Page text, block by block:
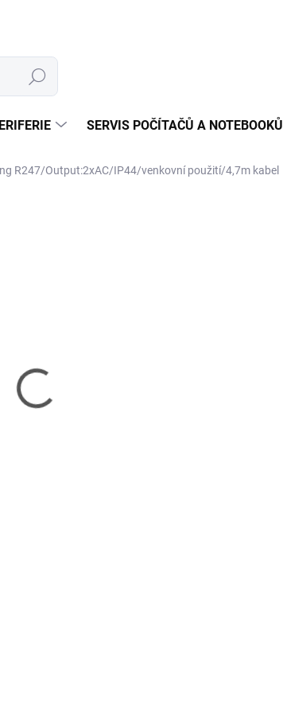
Hledat
SERVIS POČÍTAČŮ A NOTEBOOKŮ
R247/Output:2xAC/IP44/venkovní použití/4,7m kabel